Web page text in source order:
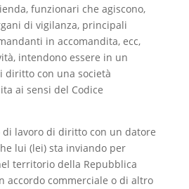
funzionari che agiscono,
di vigilanza, principali
in accomandita, ecc,
intendono essere in un
diritto con una società
ai sensi del Codice
lavoro di diritto con un datore
lui (lei) sta inviando per
territorio della Repubblica
accordo commerciale o di altro